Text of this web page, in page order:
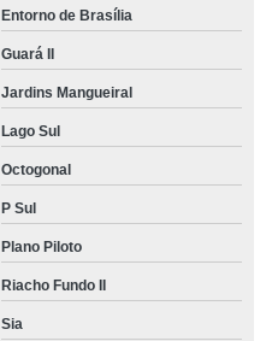
Entorno de Brasília
Guará II
Jardins Mangueiral
Lago Sul
Octogonal
P Sul
Plano Piloto
Riacho Fundo II
Sia